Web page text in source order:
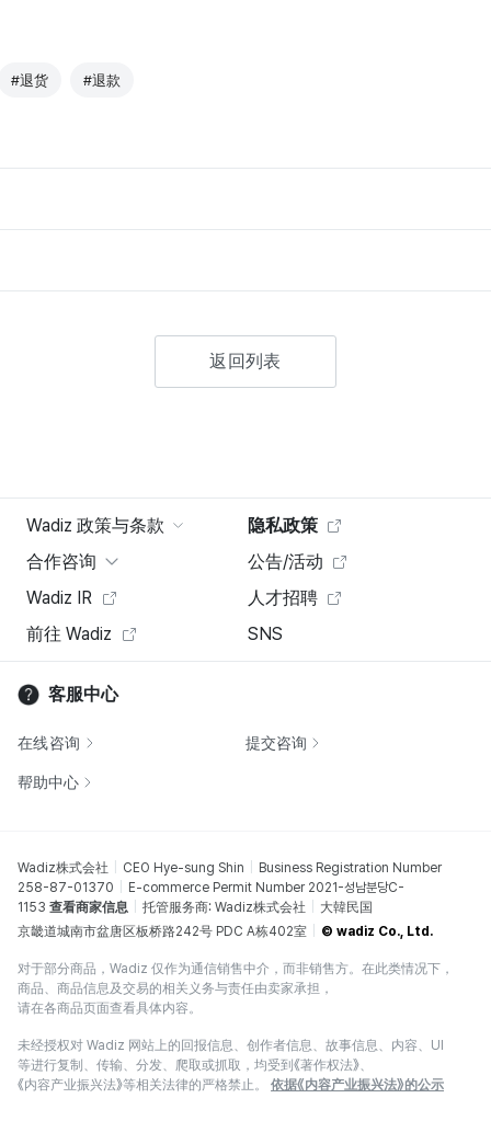
#退货 #退款
返回列表
Wadiz 政策与条款
隐私政策
合作咨询
公告/活动
Wadiz IR
人才招聘
前往 Wadiz
SNS
客服中心
在线咨询 提交咨询
帮助中心
Wadiz株式会社 CEO Hye-sung Shin
Business Registration Number
258-87-01370
E-commerce Permit Number 2021-성남분당C-
1153 查看商家信息 托管服务商: Wadiz株式会社
大韓民国
京畿道城南市盆唐区板桥路242号 PDC A栋402室
© wadiz Co., Ltd.
对于部分商品，Wadiz 仅作为通信销售中介，而非销售方。在此类情况下，
商品、商品信息及交易的相关义务与责任由卖家承担，
请在各商品页面查看具体内容。
未经授权对 Wadiz 网站上的回报信息、创作者信息、故事信息、内容、UI
等进行复制、传输、分发、爬取或抓取，均受到《著作权法》、
《内容产业振兴法》等相关法律的严格禁止。
依据《内容产业振兴法》的公示